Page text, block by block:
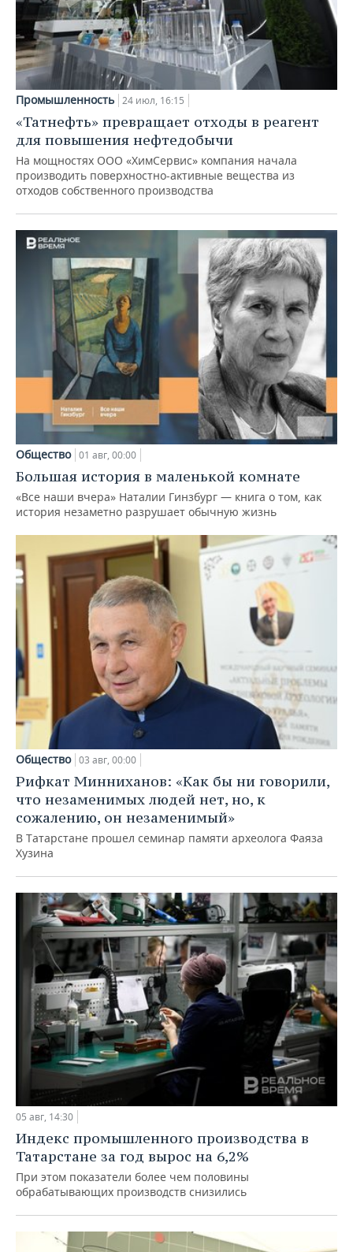
Промышленность 24 июл, 16:15
«Татнефть» превращает отходы в реагент
для повышения нефтедобычи
На мощностях ООО «ХимСервис» компания начала
производить поверхностно-активные вещества из
отходов собственного производства
Общество 01 авг, 00:00
Большая история в маленькой комнате
«Все наши вчера» Наталии Гинзбург — книга о том, как
история незаметно разрушает обычную жизнь
Общество 03 авг, 00:00
Рифкат Минниханов: «Как бы ни говорили,
что незаменимых людей нет, но, к
сожалению, он незаменимый»
В Татарстане прошел семинар памяти археолога Фаяза
Хузина
05 авг, 14:30
Индекс промышленного производства в
Татарстане за год вырос на 6,2%
При этом показатели более чем половины
обрабатывающих производств снизились